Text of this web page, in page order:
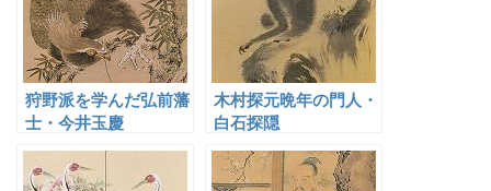
狩野派を学んだ弘前藩
士・今井玉慶
木村探元晩年の門人・
白石探隠